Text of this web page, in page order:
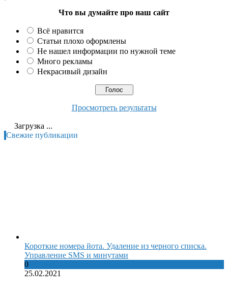
Что вы думайте про наш сайт
Всё нравится
Статьи плохо оформлены
Не нашел информации по нужной теме
Много рекламы
Некрасивый дизайн
Просмотреть результаты
Загрузка ...
Свежие публикации
Короткие номера йота. Удаление из черного списка.
Управление SMS и минутами
0
25.02.2021